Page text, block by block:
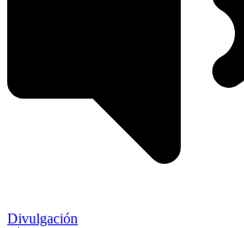
Divulgación